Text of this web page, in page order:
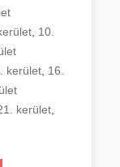
, 10.
kerület, 16.
kerület,